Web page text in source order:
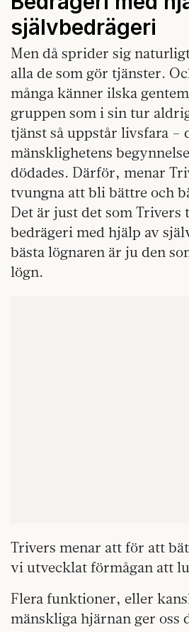
självbedrägeri
Men då sprider sig
alla de som gör tjänster.
många känner ilska
gruppen som i sin tur
tjänst så uppstår livsfara –
mänsklighetens
dödades. Därför, menar
tvungna att bli bättre och
Det är just det som Trivers
bedrägeri med hjälp av
bästa lögnaren är ju den
lögn.
Trivers menar att för att
vi utvecklat förmågan att
Flera funktioner, eller
mänskliga hjärnan ger oss